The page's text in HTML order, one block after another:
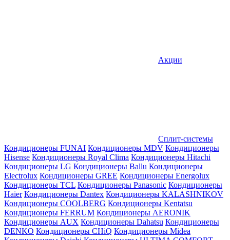
Акции
Сплит-системы
Кондиционеры FUNAI Кондиционеры MDV Кондиционеры
Hisense Кондиционеры Royal Clima Кондиционеры Hitachi
Кондиционеры LG Кондиционеры Ballu Кондиционеры
Electrolux Кондиционеры GREE Кондиционеры Energolux
Кондиционеры TCL Кондиционеры Panasonic Кондиционеры
Haier Кондиционеры Dantex Кондиционеры KALASHNIKOV
Кондиционеры СOOLBERG Кондиционеры Kentatsu
Кондиционеры FERRUM Кондиционеры AERONIK
Кондиционеры AUX Кондиционеры Dahatsu Кондиционеры
DENKO Кондиционеры CHiQ Кондиционеры Midea